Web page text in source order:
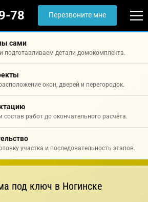
78 Перезвоните мне
сами
подготавливаем детали домокомплекта.
окон, дверей и перегородок.
работ до окончательного расчёта.
участка и последовательность этапов.
под ключ в Ногинске